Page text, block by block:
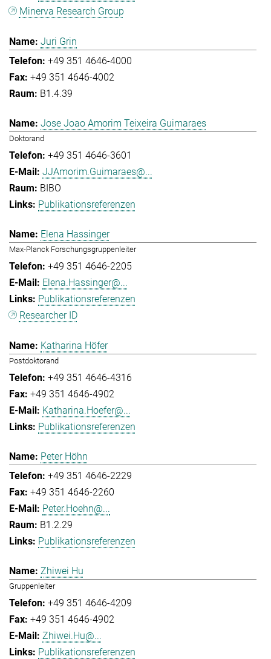
Minerva Research Group
Juri Grin
+49 351 4646-4000
+49 351 4646-4002
B1.4.39
Jose Joao Amorim Teixeira Guimaraes
Doktorand
+49 351 4646-3601
JJAmorim.Guimaraes@...
BIBO
Publikationsreferenzen
Elena Hassinger
Max-Planck Forschungsgruppenleiter
+49 351 4646-2205
Elena.Hassinger@...
Publikationsreferenzen
Researcher ID
Katharina Höfer
Postdoktorand
+49 351 4646-4316
+49 351 4646-4902
Katharina.Hoefer@...
Publikationsreferenzen
Peter Höhn
+49 351 4646-2229
+49 351 4646-2260
Peter.Hoehn@...
B1.2.29
Publikationsreferenzen
Zhiwei Hu
Gruppenleiter
+49 351 4646-4209
+49 351 4646-4902
Zhiwei.Hu@...
Publikationsreferenzen